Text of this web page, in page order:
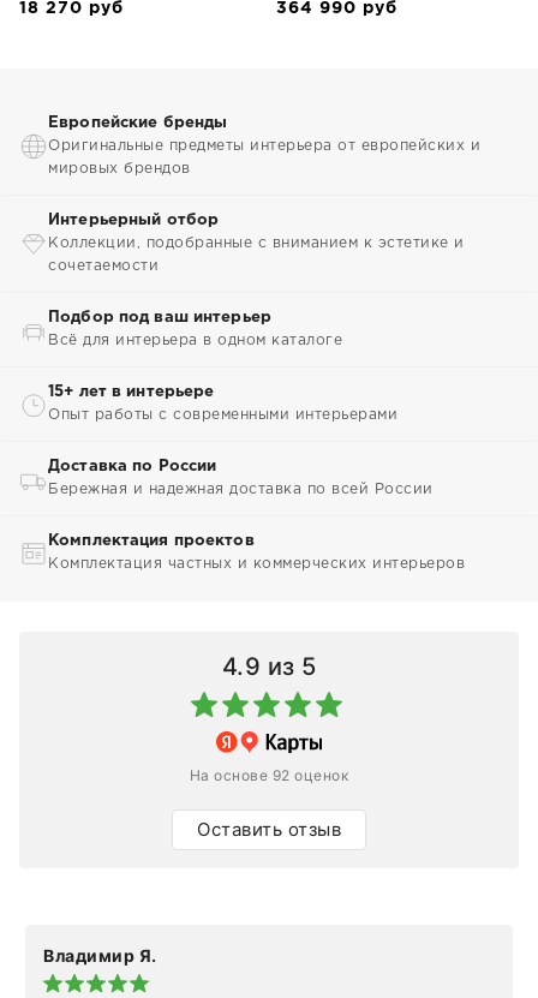
18 270 руб 364 990 руб
Европейские бренды
Оригинальные предметы интерьера от европейских и
мировых брендов
Интерьерный отбор
Коллекции, подобранные с вниманием к эстетике и
сочетаемости
Подбор под ваш интерьер
Всё для интерьера в одном каталоге
15+ лет в интерьере
Опыт работы с современными интерьерами
Доставка по России
Бережная и надежная доставка по всей России
Комплектация проектов
Комплектация частных и коммерческих интерьеров
4.9 из 5
На основе 92 оценок
Оставить отзыв
Владимир Я.